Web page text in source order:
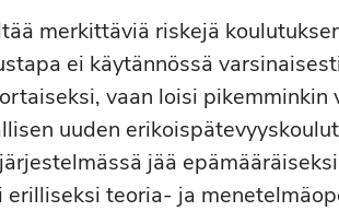
merkittäviä riskejä
ei käytännössä
vaan loisi pikemminkin
uuden
jää
teoria- ja